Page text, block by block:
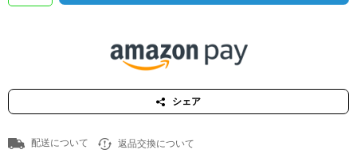
シェア
配送について 返品交換について